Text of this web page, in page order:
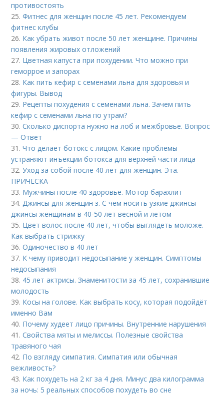
противостоять
25.Фитнес для женщин после 45 лет. Рекомендуем
фитнес клубы
26. Как убрать живот после 50 лет женщине. Причины
появления жировых отложений
27. Цветная капуста при похудении. Что можно при
геморрое и запорах
28. Как пить кефир с семенами льна для здоровья и
фигуры. Вывод
29. Рецепты похудения с семенами льна. Зачем пить
кефир с семенами льна по утрам?
30.Сколько диспорта нужно на лоб и межбровье. Вопрос
— Ответ
31.Что делает ботокс с лицом. Какие проблемы
устраняют инъекции ботокса для верхней части лица
32.Уход за собой после 40 лет для женщин. Эта.
ПРИЧЕСКА
33. Мужчины после 40 здоровье. Мотор барахлит
34.Джинсы для женщин з. С чем носить узкие джинсы
джинсы женщинам в 40-50 лет весной и летом
35. Цвет волос после 40 лет, чтобы выглядеть моложе.
Как выбрать стрижку
36.Одиночество в 40 лет
37. К чему приводит недосыпание у женщин. Симптомы
недосыпания
38. 45 лет актрисы. Знаменитости за 45 лет, сохранившие
молодость
39. Косы на голове. Как выбрать косу, которая подойдёт
именно Вам
40. Почему худеет лицо причины. Внутренние нарушения
41.Свойства мяты и мелиссы. Полезные свойства
травяного чая
42. По взгляду симпатия. Симпатия или обычная
вежливость?
43. Как похудеть на 2 кг за 4 дня. Минус два килограмма
за ночь: 5 реальных способов похудеть во сне